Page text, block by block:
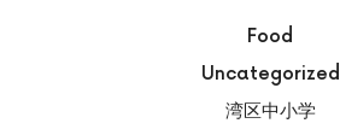
Food
Uncategorized
湾区中小学